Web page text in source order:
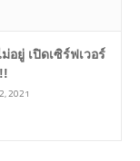
อยู่ เปิดเซิร์ฟเวอร์
2021